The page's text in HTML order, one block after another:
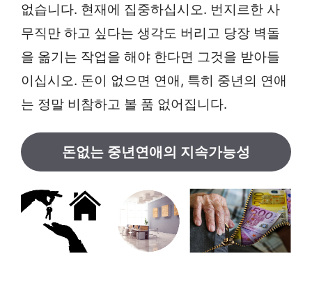
없습니다. 현재에 집중하십시오. 번지르한 사
무직만 하고 싶다는 생각도 버리고 당장 벽돌
을 옮기는 작업을 해야 한다면 그것을 받아들
이십시오. 돈이 없으면 연애, 특히 중년의 연애
는 정말 비참하고 볼 품 없어집니다.
돈없는 중년연애의 지속가능성